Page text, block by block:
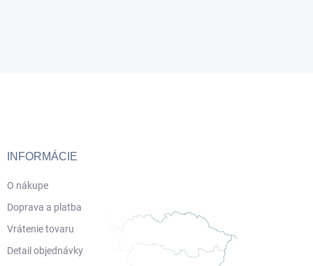
INFORMÁCIE
O nákupe
Doprava a platba
Vrátenie tovaru
Detail objednávky